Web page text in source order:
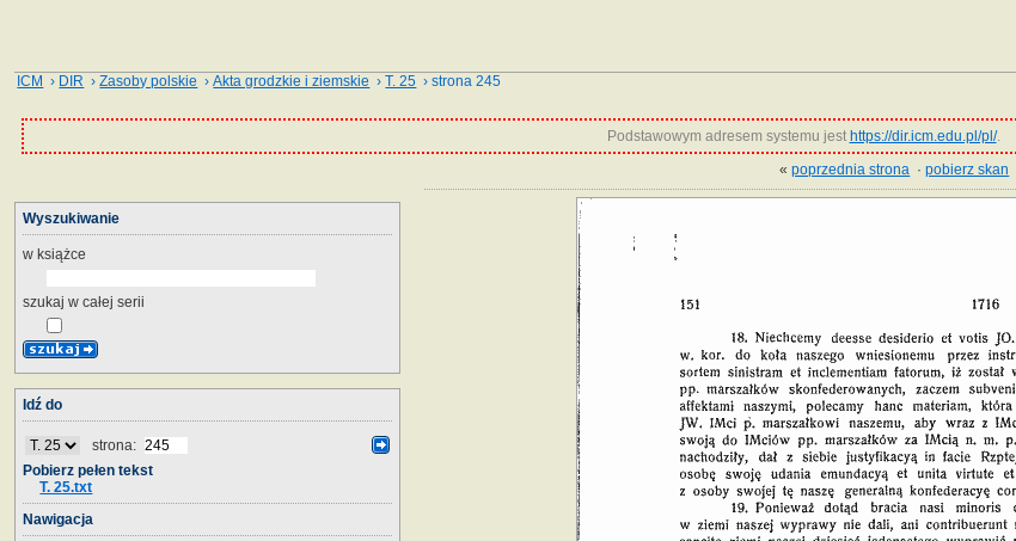
ICM › DIR ›Zasoby polskie ›Akta grodzkie i ziemskie ›T. 25 › strona 245
Podstawowym adresem systemu jest https://dir.icm.edu.pl/pl/.
«poprzednia strona ·pobierz skan
Wyszukiwanie
w książce
szukaj w całej serii
Idź do
strona:
Pobierz pełen tekst
T. 25.txt
Nawigacja